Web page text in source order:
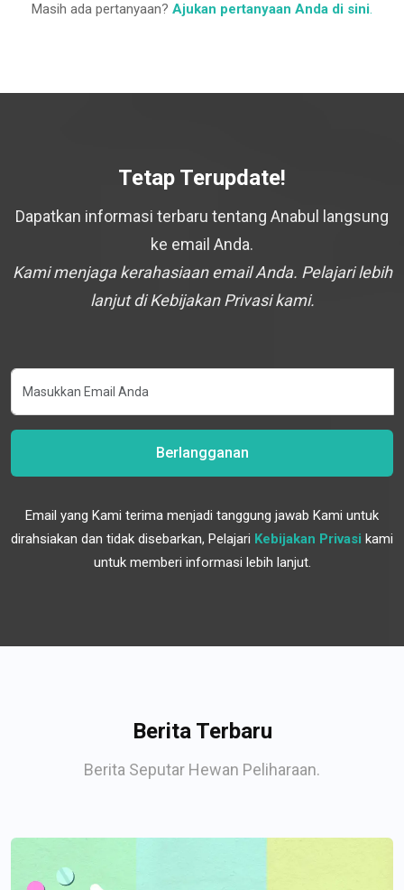
Masih ada pertanyaan? Ajukan pertanyaan Anda di sini.
Tetap Terupdate!
Dapatkan informasi terbaru tentang Anabul langsung
ke email Anda.
Kami menjaga kerahasiaan email Anda. Pelajari lebih
lanjut di Kebijakan Privasi kami.
Berlangganan
Email yang Kami terima menjadi tanggung jawab Kami untuk
dirahsiakan dan tidak disebarkan, Pelajari Kebijakan Privasi kami
untuk memberi informasi lebih lanjut.
Berita Terbaru
Berita Seputar Hewan Peliharaan.